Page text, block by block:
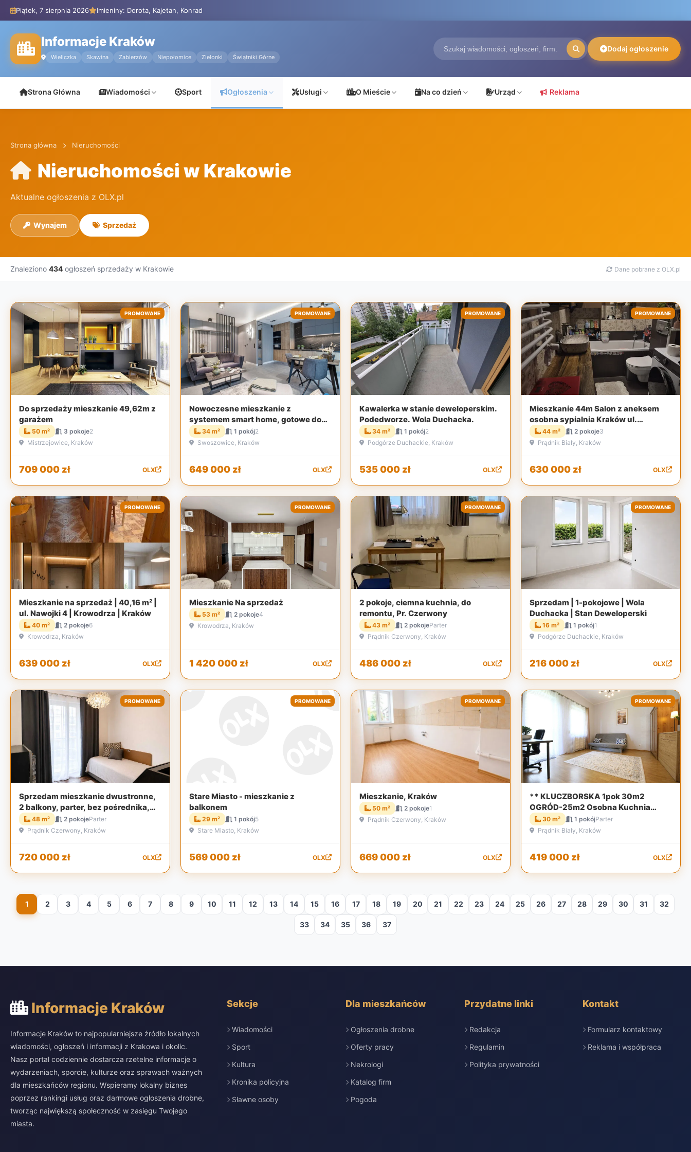
Piątek, 7 sierpnia 2026 Imieniny: Dorota, Kajetan, Konrad
Informacje Kraków
Wieliczka Skawina Zabierzów Niepołomice Zielonki Świątniki Górne
Dodaj ogłoszenie
Strona Główna Wiadomości Sport Ogłoszenia Usługi O Mieście Na co dzień Urząd Reklama
Strona główna Nieruchomości
Nieruchomości w Krakowie
Aktualne ogłoszenia z OLX.pl
Wynajem Sprzedaż
Znaleziono 434 ogłoszeń sprzedaży w Krakowie Dane pobrane z OLX.pl
PROMOWANE
Do sprzedaży mieszkanie 49,62m z
garażem
50 m² 3 pokoje2
Mistrzejowice, Kraków
709 000 zł OLX
PROMOWANE
Nowoczesne mieszkanie z
systemem smart home, gotowe do
zamieszkania
34 m² 1 pokój2
Swoszowice, Kraków
649 000 zł OLX
PROMOWANE
Kawalerka w stanie deweloperskim.
Podedworze. Wola Duchacka.
34 m² 1 pokój2
Podgórze Duchackie, Kraków
535 000 zł OLX
PROMOWANE
Mieszkanie 44m Salon z aneksem
osobna sypialnia Kraków ul.
Felińskiego
44 m² 2 pokoje3
Prądnik Biały, Kraków
630 000 zł OLX
PROMOWANE
Mieszkanie na sprzedaż | 40,16 m² |
ul. Nawojki 4 | Krowodrza | Kraków
40 m² 2 pokoje6
Krowodrza, Kraków
639 000 zł OLX
PROMOWANE
Mieszkanie Na sprzedaż
53 m² 2 pokoje4
Krowodrza, Kraków
1 420 000 zł OLX
PROMOWANE
2 pokoje, ciemna kuchnia, do
remontu, Pr. Czerwony
43 m² 2 pokojeParter
Prądnik Czerwony, Kraków
486 000 zł OLX
PROMOWANE
Sprzedam | 1-pokojowe | Wola
Duchacka | Stan Deweloperski
16 m² 1 pokój1
Podgórze Duchackie, Kraków
216 000 zł OLX
PROMOWANE
Sprzedam mieszkanie dwustronne,
2 balkony, parter, bez pośrednika,
Kraków
48 m² 2 pokojeParter
Prądnik Czerwony, Kraków
720 000 zł OLX
PROMOWANE
Stare Miasto - mieszkanie z
balkonem
29 m² 1 pokój5
Stare Miasto, Kraków
569 000 zł OLX
PROMOWANE
Mieszkanie, Kraków
50 m² 2 pokoje1
Prądnik Czerwony, Kraków
669 000 zł OLX
PROMOWANE
** KLUCZBORSKA 1pok 30m2
OGRÓD-25m2 Osobna Kuchnia
GARAŻ MPEC Odświeżone **
30 m² 1 pokójParter
Prądnik Biały, Kraków
419 000 zł OLX
1 2 3 4 5 6 7 8 9 10 11 12 13 14 15 16 17 18 19 20 21 22 23 24 25 26 27 28 29 30 31 32
33 34 35 36 37
Informacje Kraków
Informacje Kraków to najpopularniejsze źródło lokalnych
wiadomości, ogłoszeń i informacji z Krakowa i okolic.
Nasz portal codziennie dostarcza rzetelne informacje o
wydarzeniach, sporcie, kulturze oraz sprawach ważnych
dla mieszkańców regionu. Wspieramy lokalny biznes
poprzez rankingi usług oraz darmowe ogłoszenia drobne,
tworząc największą społeczność w zasięgu Twojego
miasta.
Sekcje
Wiadomości
Sport
Kultura
Kronika policyjna
Sławne osoby
Dla mieszkańców
Ogłoszenia drobne
Oferty pracy
Nekrologi
Katalog firm
Pogoda
Przydatne linki
Redakcja
Regulamin
Polityka prywatności
Kontakt
Formularz kontaktowy
Reklama i współpraca